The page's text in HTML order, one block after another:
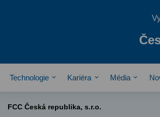
Technologie Kariéra Média
FCC Česká republika, s.r.o.